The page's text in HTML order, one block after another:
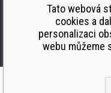
Pronájem tiskáren
Náhradní plnění
Odstoupení od smlouvy
Tato webová
cookies a
personalizaci
webu můžeme